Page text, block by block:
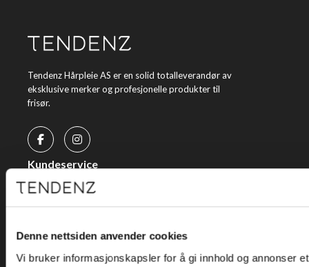
Denne nettsiden anvender cookies
Vi bruker informasjonskapsler for å gi innhold og annonser
Tendenz Hårpleie AS er en solid totalleverandør av
eksklusive merker og profesjonelle produkter til
frisør.
Kundeservice
Kjøpsvilkår
Personvern
Holtegata 26, 0355 Oslo